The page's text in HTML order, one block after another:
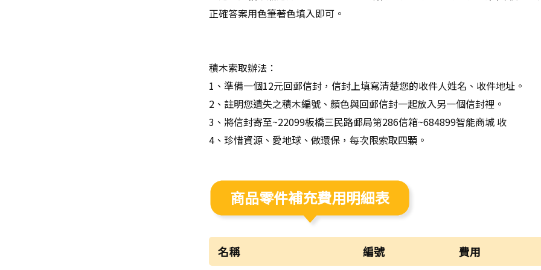
正確答案用色筆著色填入即可。
積木索取辦法：
1、準備一個12元回郵信封，信封上填寫清楚您的收件人姓名、收件地址。
2、註明您遺失之積木編號、顏色與回郵信封一起放入另一個信封裡。
3、將信封寄至~22099板橋三民路郵局第286信箱~684899智能商城 收
4、珍惜資源、愛地球、做環保，每次限索取四顆。
商品零件補充費用明細表
名稱 編號 費用